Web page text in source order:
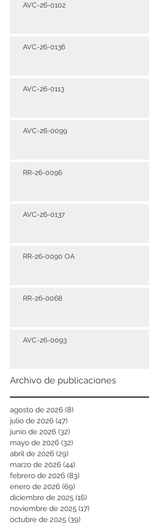
AVC-26-0102
AVC-26-0136
AVC-26-0113
AVC-26-0099
RR-26-0096
AVC-26-0137
RR-26-0090 OA
RR-26-0068
AVC-26-0093
Archivo de publicaciones
agosto de 2026 (8)
julio de 2026 (47)
junio de 2026 (32)
mayo de 2026 (32)
abril de 2026 (29)
marzo de 2026 (44)
febrero de 2026 (83)
enero de 2026 (69)
diciembre de 2025 (16)
noviembre de 2025 (17)
octubre de 2025 (39)